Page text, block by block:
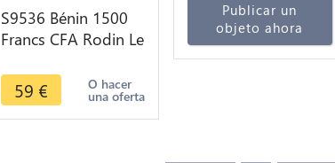
S9536 Bénin 1500
Francs CFA Rodin Le
Gold PF BE -> Faire
Offre
59 € O hacer
una oferta
Publicar un
objeto ahora